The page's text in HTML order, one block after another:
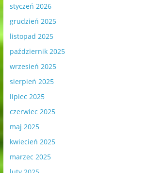
styczeń 2026
grudzień 2025
listopad 2025
październik 2025
wrzesień 2025
sierpień 2025
lipiec 2025
czerwiec 2025
maj 2025
kwiecień 2025
marzec 2025